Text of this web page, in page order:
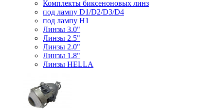
Комплекты биксеноновых линз
под лампу D1/D2/D3/D4
под лампу Н1
Линзы 3.0"
Линзы 2.5"
Линзы 2.0"
Линзы 1.8"
Линзы HELLA